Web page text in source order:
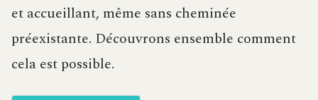
et accueillant, même sans cheminée
préexistante. Découvrons ensemble comment
cela est possible.